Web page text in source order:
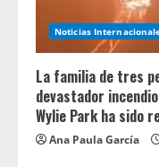
Noticias
La familia de tres
devastador
Wylie Park ha sido
Ana Paula García